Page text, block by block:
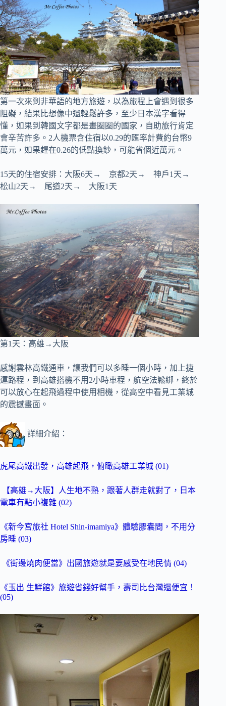
第一次來到非華語的地方旅遊，以為旅程上會遇到很多
阻礙，結果比想像中還輕鬆許多，至少日本漢字看得
懂，如果到韓國文字都是畫圈圈的國家，自助旅行肯定
會辛苦許多。2人機票含住宿以0.29的匯率計費約台幣9
萬元，如果趕在0.26的低點換鈔，可能省個近萬元。
15天的住宿安排：大阪6天→ 京都2天→ 神戶1天→
松山2天→ 尾道2天→ 大阪1天
第1天：高雄→大阪
感謝雲林高鐵通車，讓我們可以多睡一個小時，加上捷
運路程，到高雄搭機不用2小時車程，航空法鬆綁，終於
可以放心在起飛過程中使用相機，從高空中看見工業城
的震撼畫面。
詳細介紹：
虎尾高鐵出發，高雄起飛，俯瞰高雄工業城 (01)
【高雄→大阪】人生地不熟，跟著人群走就對了，日本
電車有點小複雜 (02)
《新今宮旅社 Hotel Shin-imamiya》體驗膠囊間，不用分
房睡 (03)
《街邊燒肉便當》出國旅遊就是要感受在地民情 (04)
《玉出 生鮮館》旅遊省錢好幫手，壽司比台灣還便宜！
(05)